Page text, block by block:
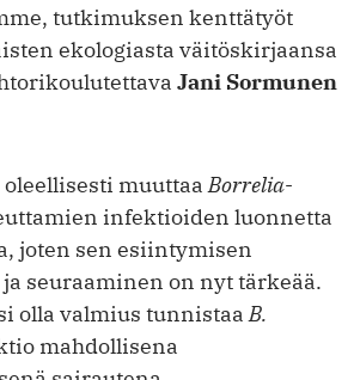
tutkimuksen kenttätyöt
ekologiasta väitöskirjaansa
Jani Sormunen
muuttaaBorrelia-
infektioiden luonnetta
joten sen esiintymisen
seuraaminen on nyt tärkeää.
olla valmius tunnistaaB.
mahdollisena